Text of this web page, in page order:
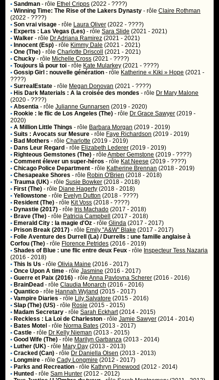
• Sandman - rôle Ethel Cripps (2022 - ????)
• Winning Time: The Rise of the Lakers Dynasty - rôleClaire Rothman
(2022 - ????)
• Son vrai visage - rôle Laura Oliver (2022 - ????)
• Experts : Las Vegas (Les) - rôleSara Slide (2021 - 2021)
• Walker - rôle Dr Adriana Ramirez (2021 - 2021)
• Innocent (Esp) - rôle Kimmy Dale (2021 - 2021)
• One (The) - rôleCharlotte Driscoll
(2021 - 2021)
• Chucky - rôle Michelle Cross (2021 - ????)
• Toujours là pour toi - rôle Kate Mularkey (2021 - ????)
• Gossip Girl : nouvelle génération - rôle Katherine « Kiki » Hope (2021 -
????)
• SurrealEstate - rôle Megan Donovan (2021 - ????)
• His Dark Materials : A la croisée des mondes - rôle Dr Mary Malone
(2020 - ????)
• Absentia - rôleJulianne Gunnarsen (2019 - 2020)
• Rookie : le flic de Los Angeles (The) - rôle Dr Grace Sawyer (2019 -
2020)
• A Million Little Things - rôle Barbara Morgan (2019 - 2019)
• Suits : Avocats sur Mesure - rôle Faye Richardson (2019 - 2019)
• Bad Mothers - rôleCharlotte (2019 - 2019)
• Dans Leur Regard - rôle Elizabeth Lederer (2019 - 2019)
• Righteous Gemstones (The) - rôleAmber Gemstone (2019 - ????)
• Comment élever un super-héros - rôle Kat Neese (2019 - ????)
• Chicago Police Department - rôle Katherine Brennan (2018 - 2019)
• Chesapeake Shores - rôle Robin O'Brien (2018 - 2018)
• Trauma (UK) - rôleSusie Bowker (2018 - 2018)
• First (The) - rôle Diane Hagerty (2018 - 2018)
• Yellowstone - rôle Evelyn Dutton (2018 - ????)
• Resident (The) - rôle Kit Voss (2018 - ????)
• Dynastie (2017) - rôle Iris Machado (2017 - 2018)
• Brave (The) - rôle Patricia Campbell
(2017 - 2018)
• Emerald City : la magie d'Oz - rôleGlinda (2017 - 2017)
• Prison Break (2017) - rôle Emily "A&W" Blake (2017 - 2017)
• Folle Aventure des Durrell (La) / Durrells : une famille anglaise à
Corfou (The) - rôle Florence Petrides (2016 - 2019)
• Shades of Blue : une flic entre deux Feux - rôle Inspecteur Tess Nazaria
(2016 - 2018)
• This Is Us - rôleOlivia Maine (2016 - 2017)
• Once Upon A time - rôleJasmine (2016 - 2017)
• Guerre et Paix (2016) - rôleAnna Pavlovna Scherer (2016 - 2016)
• BrainDead - rôleClaudia Monarch (2016 - 2016)
• Quantico - rôle Hannah Wyland (2015 - 2017)
• Vampire Diaries - rôle Lily Salvatore (2015 - 2016)
• Slap (The) (US) - rôle Rosie (2015 - 2015)
• Madam Secretary - rôleSarah Eckhart(2014 - 2015)
• Reckless : La Loi de Charleston - rôleJamie Sawyer (2014 - 2014)
• Bates Motel - rôle Norma Bates (2013 - 2017)
• Castle - rôle Dr Kelly Nieman (2013 - 2015)
• Good Wife (The) - rôle Marilyn Garbanza (2013 - 2014)
• Luther (UK) - rôle Mary Day (2013 - 2013)
• Cracked (Can) - rôle Dr Daniella Olsen (2013 - 2013)
• Longmire - rôleCady Longmire (2012 - 2017)
• Parks and Recreation - rôle Kathryn Pinewood (2012 - 2014)
• Hunted - rôleSam Hunter (2012 - 2012)